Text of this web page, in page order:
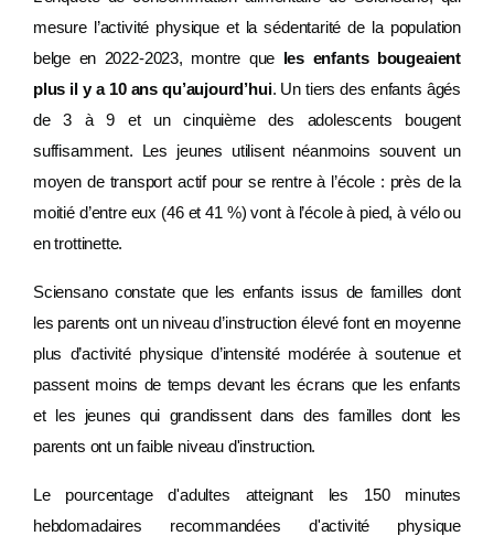
mesure l’activité physique et la sédentarité de la population
belge en 2022-2023, montre que
les enfants bougeaient
plus il y a 10 ans qu’aujourd’hui. Un tiers des enfants âgés
de 3 à 9 et un cinquième des adolescents bougent
suffisamment. Les jeunes utilisent néanmoins souvent un
moyen de transport actif pour se rentre à l’école : près de la
moitié d’entre eux (46 et 41 %) vont à l’école à pied, à vélo ou
en trottinette.
Sciensano constate que les enfants issus de familles dont
les parents ont un niveau d’instruction élevé font en moyenne
plus d’activité physique d’intensité modérée à soutenue et
passent moins de temps devant les écrans que les enfants
et les jeunes qui grandissent dans des familles dont les
parents ont un faible niveau d'instruction.
Le pourcentage d'adultes atteignant les 150 minutes
hebdomadaires recommandées d'activité physique